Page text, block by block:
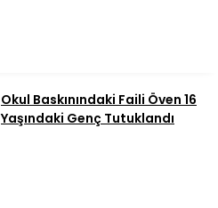
Okul Baskınındaki Faili Öven 16
Yaşındaki Genç Tutuklandı